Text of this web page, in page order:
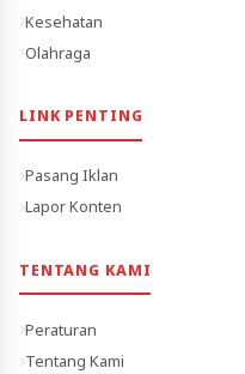
Kesehatan
Olahraga
LINK PENTING
Pasang Iklan
Lapor Konten
TENTANG KAMI
Peraturan
Tentang Kami